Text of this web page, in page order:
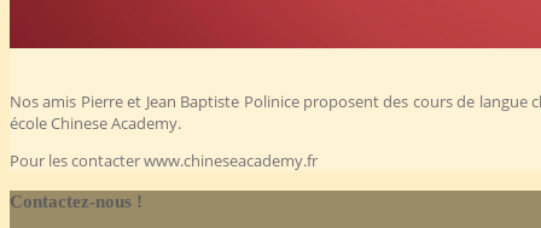
Nos amis Pierre et Jean Baptiste Polinice proposent des cours de langue
école Chinese Academy.
Pour les contacter www.chineseacademy.fr
Contactez-nous !